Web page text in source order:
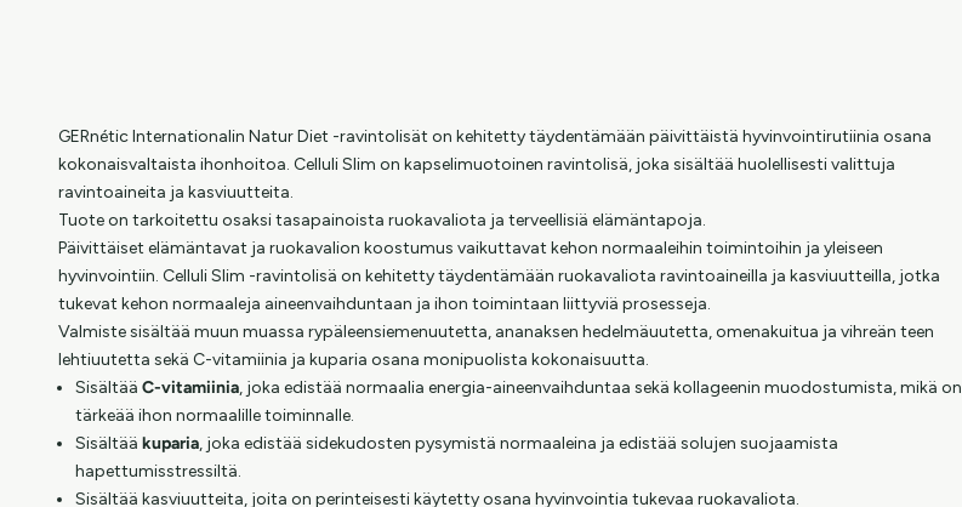
GERnétic Internationalin Natur Diet -ravintolisät on kehitetty täydentämään päivittäistä hyvinvointirutiinia osana
kokonaisvaltaista ihonhoitoa. Celluli Slim on kapselimuotoinen ravintolisä, joka sisältää huolellisesti valittuja
ravintoaineita ja kasviuutteita.
Tuote on tarkoitettu osaksi tasapainoista ruokavaliota ja terveellisiä elämäntapoja.
Päivittäiset elämäntavat ja ruokavalion koostumus vaikuttavat kehon normaaleihin toimintoihin ja yleiseen
hyvinvointiin. Celluli Slim -ravintolisä on kehitetty täydentämään ruokavaliota ravintoaineilla ja kasviuutteilla, jotka
tukevat kehon normaaleja aineenvaihduntaan ja ihon toimintaan liittyviä prosesseja.
Valmiste sisältää muun muassa rypäleensiemenuutetta, ananaksen hedelmäuutetta, omenakuitua ja vihreän teen
lehtiuutetta sekä C-vitamiinia ja kuparia osana monipuolista kokonaisuutta.
Sisältää C-vitamiinia, joka edistää normaalia energia-aineenvaihduntaa sekä kollageenin muodostumista, mikä on
tärkeää ihon normaalille toiminnalle.
Sisältää kuparia, joka edistää sidekudosten pysymistä normaaleina ja edistää solujen suojaamista
hapettumisstressiltä.
Sisältää kasviuutteita, joita on perinteisesti käytetty osana hyvinvointia tukevaa ruokavaliota.